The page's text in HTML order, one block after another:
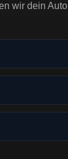
wir dein Auto